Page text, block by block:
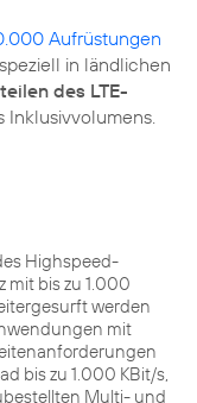
Aufrüstungen
in ländlichen
des LTE-
Inklusivvolumens.
Highspeed-
mit bis zu 1.000
werden
mit
bis zu 1.000 KBit/s,
Multi- und